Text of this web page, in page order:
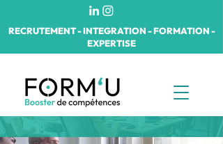
RECRUTEMENT - INTEGRATION - FORMATION -
EXPERTISE